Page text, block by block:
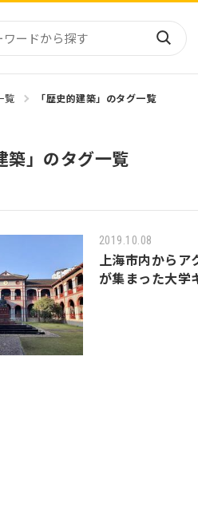
東北
覧 「歴史的建築」のタグ一覧
築」のタグ一覧
2019.10.08
上海市内からア
が集まった大